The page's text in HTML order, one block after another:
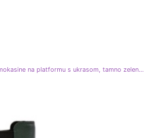
Zazoo 10141 Kožne mokasine na platformu s ukrasom, tamno zelene zelena